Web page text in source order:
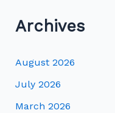
Archives
August 2026
July 2026
March 2026